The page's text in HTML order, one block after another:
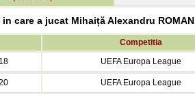
care a jucat Mihaiță Alexandru ROMAN
Competitia
UEFA Europa League
UEFA Europa League